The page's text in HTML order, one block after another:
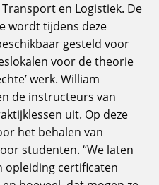
en Logistiek. De
wordt tijdens deze
gesteld voor
voor de theorie
werk. William
de instructeurs van
uit. Op deze
het behalen van
studenten. “We laten
opleiding certificaten